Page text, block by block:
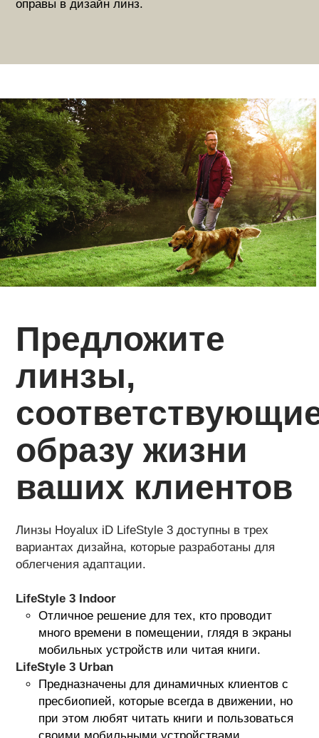
оправы в дизайн линз.
Предложите
линзы,
образу жизни
ваших клиентов
Линзы Hoyalux iD LifeStyle 3 доступны в трех
вариантах дизайна, которые разработаны для
облегчения адаптации.
LifeStyle 3 Indoor
Отличное решение для тех, кто проводит
много времени в помещении, глядя в экраны
мобильных устройств или читая книги.
LifeStyle 3 Urban
Предназначены для динамичных клиентов с
пресбиопией, которые всегда в движении, но
при этом любят читать книги и пользоваться